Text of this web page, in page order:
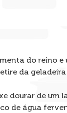
do reino e
da
dourar de um
de água